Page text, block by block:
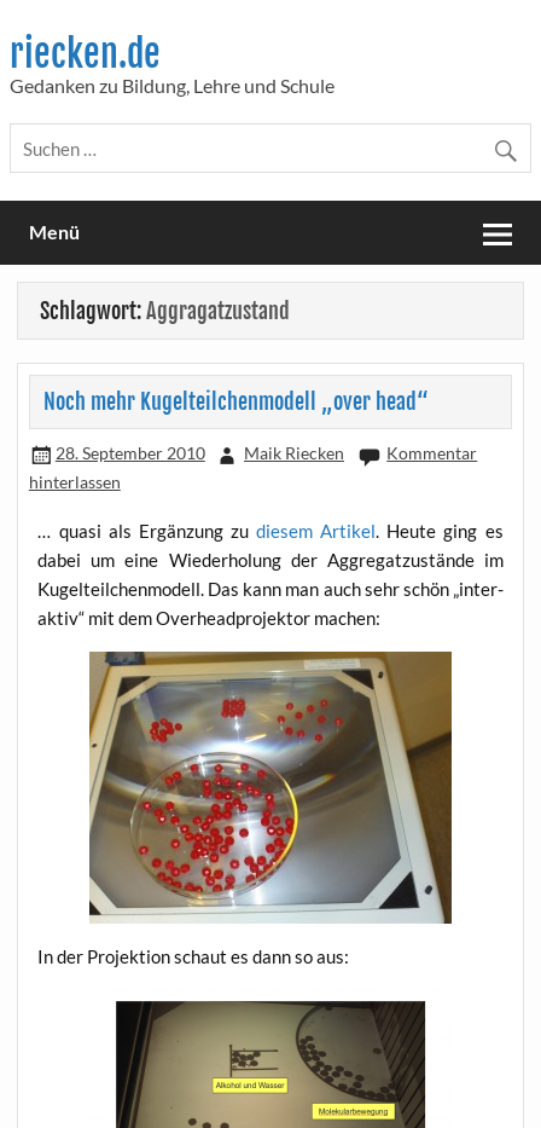
content
riecken.de
Gedanken zu Bildung, Lehre und Schule
Menü
Schlagwort:Aggragatzustand
Noch mehr Kugelteilchenmodell „over head“
28. September 2010 Maik Riecken
Kommentar
hinterlassen
… qua­si als Ergän­zung zudie­sem Arti­kel. Heu­te ging es
dabei um eine Wie­der­ho­lung der Aggre­gat­zu­stän­de im
Kugel­teil­chen­mo­dell. Das kann man auch sehr schön „inter­
ak­tiv“ mit dem Over­head­pro­jek­tor machen:
In der Pro­jek­ti­on schaut es dann so aus: